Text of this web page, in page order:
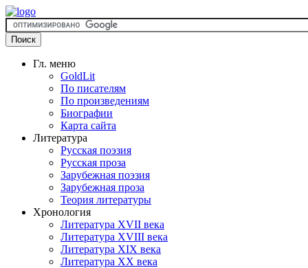
Гл. меню
GoldLit
По писателям
По произведениям
Биографии
Карта сайта
Литература
Русская поэзия
Русская проза
Зарубежная поэзия
Зарубежная проза
Теория литературы
Хронология
Литература XVII века
Литература XVIII века
Литература XIX века
Литература XX века